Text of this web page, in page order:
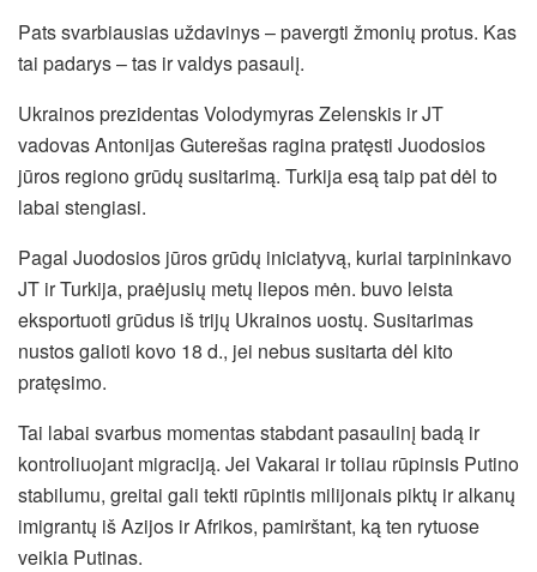
Pats svarbiausias uždavinys – pavergti žmonių protus. Kas
tai padarys – tas ir valdys pasaulį.
Ukrainos prezidentas Volodymyras Zelenskis ir JT
vadovas Antonijas Guterešas ragina pratęsti Juodosios
jūros regiono grūdų susitarimą. Turkija esą taip pat dėl to
labai stengiasi.
Pagal Juodosios jūros grūdų iniciatyvą, kuriai tarpininkavo
JT ir Turkija, praėjusių metų liepos mėn. buvo leista
eksportuoti grūdus iš trijų Ukrainos uostų. Susitarimas
nustos galioti kovo 18 d., jei nebus susitarta dėl kito
pratęsimo.
Tai labai svarbus momentas stabdant pasaulinį badą ir
kontroliuojant migraciją. Jei Vakarai ir toliau rūpinsis Putino
stabilumu, greitai gali tekti rūpintis milijonais piktų ir alkanų
imigrantų iš Azijos ir Afrikos, pamirštant, ką ten rytuose
veikia Putinas.